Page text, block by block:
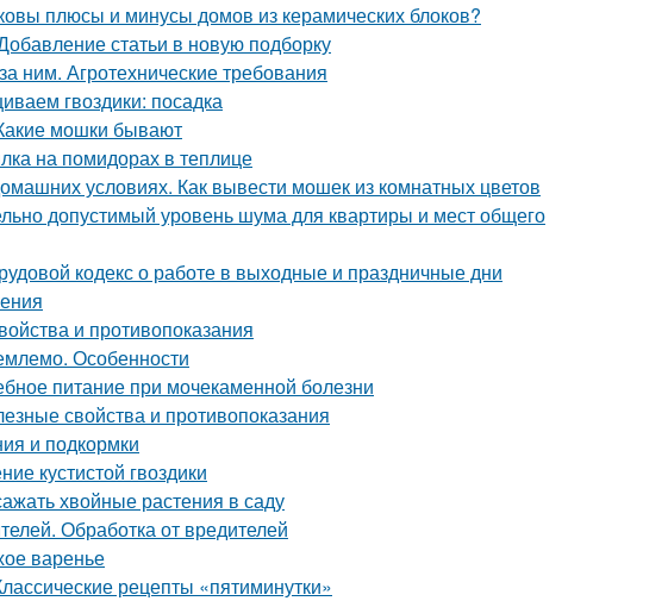
плюсы и минусы домов из керамических блоков?
статьи в новую подборку
ним. Агротехнические требования
гвоздики: посадка
мошки бывают
на помидорах в теплице
условиях. Как вывести мошек из комнатных цветов
допустимый уровень шума для квартиры и мест общего
кодекс о работе в выходные и праздничные дни
и противопоказания
Особенности
питание при мочекаменной болезни
свойства и противопоказания
и подкормки
кустистой гвоздики
хвойные растения в саду
Обработка от вредителей
варенье
рецепты «пятиминутки»